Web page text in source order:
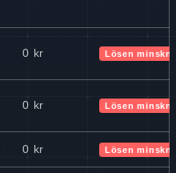
0 kr Lösen
0 kr Lösen
0 kr Lösen